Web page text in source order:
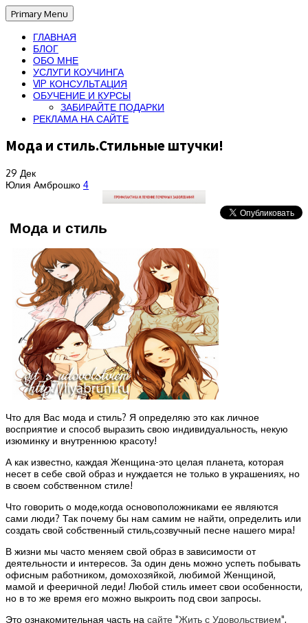
Primary Menu
ГЛАВНАЯ
БЛОГ
ОБО МНЕ
УСЛУГИ КОУЧИНГА
VIP КОНСУЛЬТАЦИЯ
ОБУЧЕНИЕ И КУРСЫ
ЗАБИРАЙТЕ ПОДАРКИ
РЕКЛАМА НА САЙТЕ
Мода и стиль.Стильные штучки!
29 Дек
Юлия Амброшко 4
Мода и стиль
Что для Вас мода и стиль? Я определяю это как личное
восприятие и способ выразить свою индивидуальность, некую
изюминку и внутреннюю красоту!
А как известно, каждая Женщина-это целая планета, которая
несет в себе свой образ и нуждается не только в украшениях, но
в своем собственном стиле!
Что говорить о моде,когда основоположниками ее являются
сами люди? Так почему бы нам самим не найти, определить или
создать свой собственный стиль,созвучный песне нашего мира!
В жизни мы часто меняем свой образ в зависимости от
деятельности и интересов. За один день можно успеть побывать
офисным работником, домохозяйкой, любимой Женщиной,
мамой и фееричной леди! Любой стиль имеет свои особенности,
но в то же время его можно выкроить под свои запросы.
Это ознакомительная часть на сайте "Жить с Удовольствием",